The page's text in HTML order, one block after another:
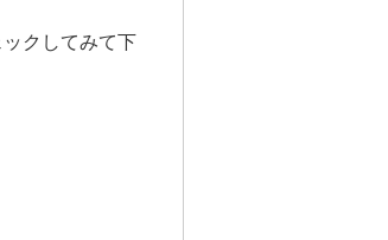
クしてみて下